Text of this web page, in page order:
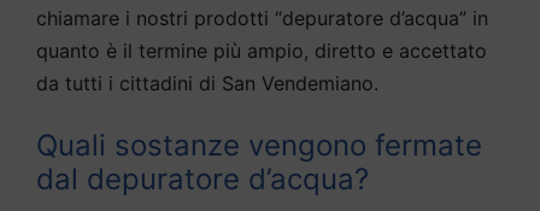
chiamare i nostri prodotti “depuratore d’acqua” in
quanto è il termine più ampio, diretto e accettato
da tutti i cittadini di San Vendemiano.
Quali sostanze vengono fermate
dal depuratore d’acqua?